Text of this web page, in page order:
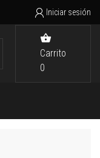
 Iniciar sesión

Carrito
0